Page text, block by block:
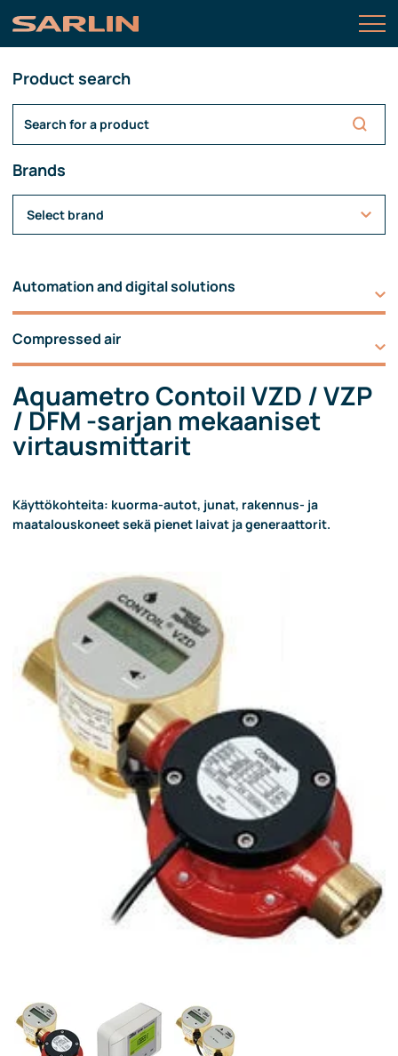
Product search
Brands
Select brand
Automation and digital solutions
Compressed air
Aquametro Contoil VZD / VZP
/ DFM -sarjan mekaaniset
virtausmittarit
Käyttökohteita: kuorma-autot, junat, rakennus- ja
maatalouskoneet sekä pienet laivat ja generaattorit.